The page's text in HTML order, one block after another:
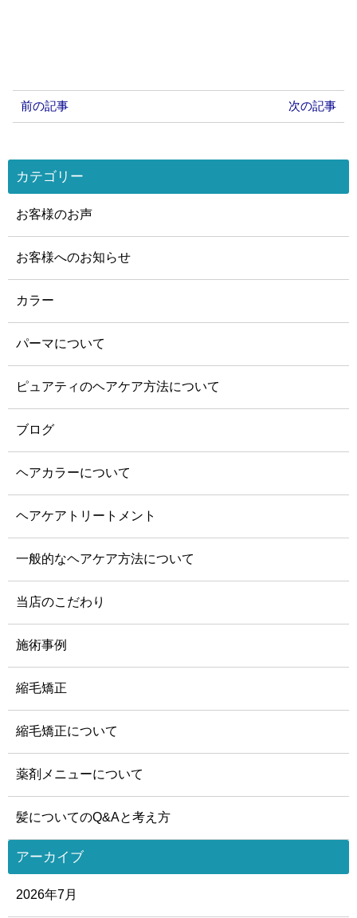
前の記事 次の記事
カテゴリー
お客様のお声
お客様へのお知らせ
カラー
パーマについて
ピュアティのヘアケア方法について
ブログ
ヘアカラーについて
ヘアケアトリートメント
一般的なヘアケア方法について
当店のこだわり
施術事例
縮毛矯正
縮毛矯正について
薬剤メニューについて
髪についてのQ&Aと考え方
アーカイブ
2026年7月